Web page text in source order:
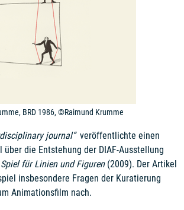
BRD 1986, ©Raimund Krumme
journal“veröffentlichte einen
über die Entstehung der DIAF-Ausstellung
für Linien und Figuren(2009). Der Artikel
insbesondere Fragen der Kuratierung
Animationsfilm nach.